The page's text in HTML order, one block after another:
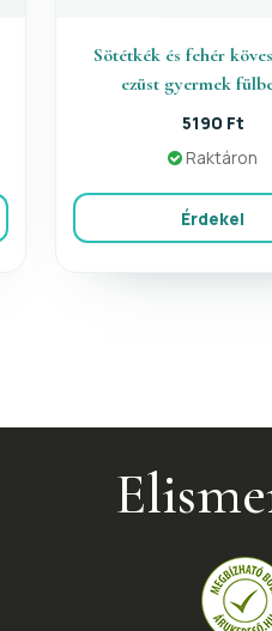
Sötétkék és fehér
ezüst gyermek
5190 Ft
Raktáron
Érdekel